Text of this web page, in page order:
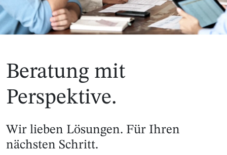
Beratung mit
Perspektive.
Wir lieben Lösungen. Für Ihren
nächsten Schritt.